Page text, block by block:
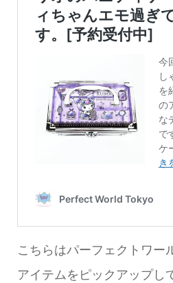
こちらはパーフェクトワー
アイテムをピックアップし